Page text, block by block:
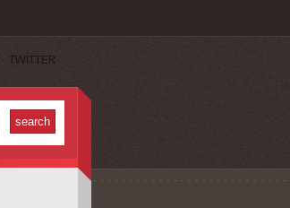
TWITTER